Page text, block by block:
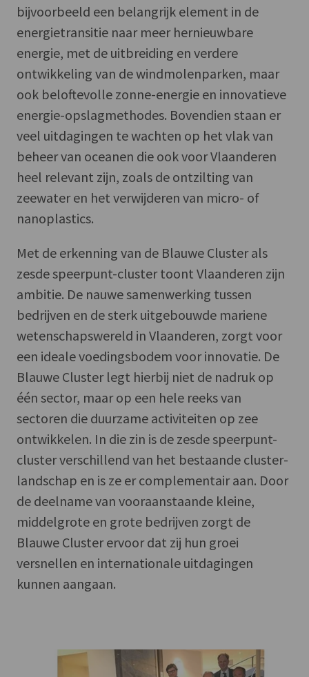
bijvoorbeeld een belangrijk element in de
energietransitie naar meer hernieuwbare
energie, met de uitbreiding en verdere
ontwikkeling van de windmolenparken, maar
ook beloftevolle zonne-energie en innovatieve
energie-opslagmethodes. Bovendien staan er
veel uitdagingen te wachten op het vlak van
beheer van oceanen die ook voor Vlaanderen
heel relevant zijn, zoals de ontzilting van
zeewater en het verwijderen van micro- of
nanoplastics.
Met de erkenning van de Blauwe Cluster als
zesde speerpunt-cluster toont Vlaanderen zijn
ambitie. De nauwe samenwerking tussen
bedrijven en de sterk uitgebouwde mariene
wetenschapswereld in Vlaanderen, zorgt voor
een ideale voedingsbodem voor innovatie. De
Blauwe Cluster legt hierbij niet de nadruk op
één sector, maar op een hele reeks van
sectoren die duurzame activiteiten op zee
ontwikkelen. In die zin is de zesde speerpunt-
cluster verschillend van het bestaande cluster-
landschap en is ze er complementair aan. Door
de deelname van vooraanstaande kleine,
middelgrote en grote bedrijven zorgt de
Blauwe Cluster ervoor dat zij hun groei
versnellen en internationale uitdagingen
kunnen aangaan.